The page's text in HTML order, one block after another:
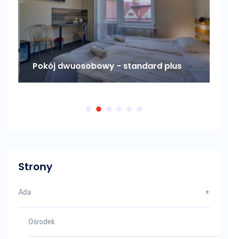
Pokój dwuosobowy - standard plus
Strony
Ada +
Ośrodek